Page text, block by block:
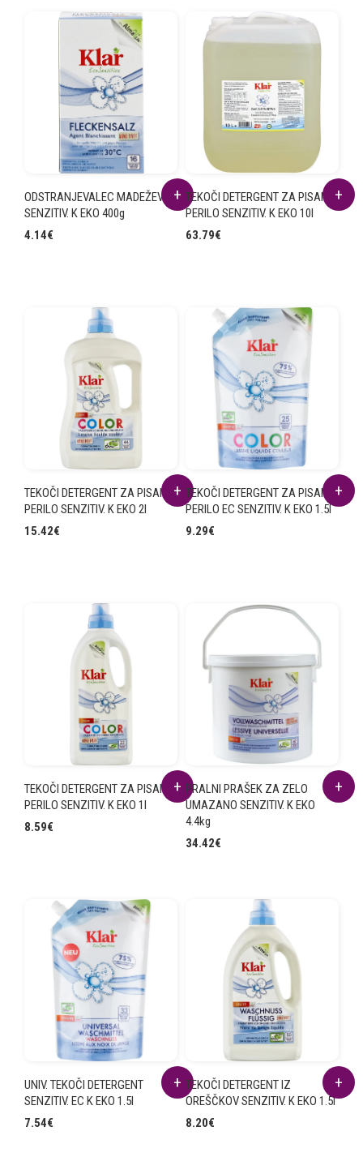
ODSTRANJEVALEC MADEŽEV
SENZITIV. K EKO 400g
4.14€
TEKOČI DETERGENT ZA PISANO
PERILO SENZITIV. K EKO 10l
63.79€
TEKOČI DETERGENT ZA PISANO
PERILO SENZITIV. K EKO 2l
15.42€
TEKOČI DETERGENT ZA PISANO
PERILO EC SENZITIV. K EKO 1.5l
9.29€
TEKOČI DETERGENT ZA PISANO
PERILO SENZITIV. K EKO 1l
8.59€
PRALNI PRAŠEK ZA ZELO
UMAZANO SENZITIV. K EKO
4.4kg
34.42€
UNIV. TEKOČI DETERGENT
SENZITIV. EC K EKO 1.5l
7.54€
TEKOČI DETERGENT IZ
OREŠČKOV SENZITIV. K EKO 1.5l
8.20€